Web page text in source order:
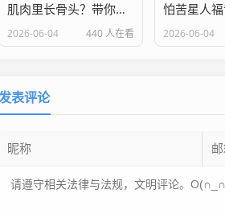
肌肉里长骨头？带你了解骨化性肌炎
2026-06-04 440 人在看 2026-06-04
表评论